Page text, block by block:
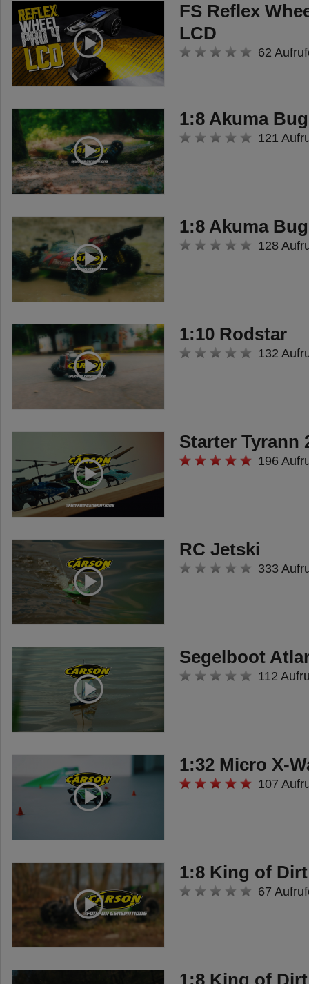
REFLEX STICK 6 Channel
System ist mit allen MFC- und
DMD Einheit von TAMIYA voll
kompatibel, da die Trimmung per
Empfohlenes Zubehör:
500501537 Empfänger 6-Kanal
500609042 Mignon-Akkus AA
500503060 Reflex 6/14Ch Switch
2 (2x2.5A, max. 16V)
500503061 Reflex 6/14Ch Switch
4 (4x2.5A, max. 16V)
500503062 Reflex Switch 2/4
Erforderliches Zubehör:
Mignon-Set (AA) N° 500609043
Technische Details:
Fernsteuersystem
2. 6 steuerbare Kanäle
3. 2.4G Servo-Reverse
(Umkehrung der Laufrichtung)
MFC 01/02/03 und DMD-Einheit
5. Trimmfunktion
6. Inklusive Ladebuchse
Technische Daten:
• Betriebsspannung Sender 6 V
(4 AA Zellen)
• 2.4G FHSS-System (Frequenz
HoppingSpread Spectrum)
• 2.4G Servo-Reverse
(Umkehrung der Laufrichtung)
und
Trimmfunktion für Kanäle
• Stromversorgung für den BEC-
Empfänger 4,8 – 6 V
• Steckersystem Graupner J/R
Sicherheitshinweis:
Für Kinder unter 14 Jahren nicht
FS Reflex
LCD
62
1:8 Akuma
121
1:8 Akuma
128
1:10 Rodstar
132
Starter Tyrann
196
RC Jetski
333
Segelboot
112
1:32 Micro X-
107
1:8 King of
67
1:8 King of